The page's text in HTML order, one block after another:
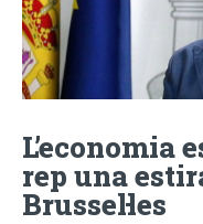
L’economia
rep una
Brussel·les